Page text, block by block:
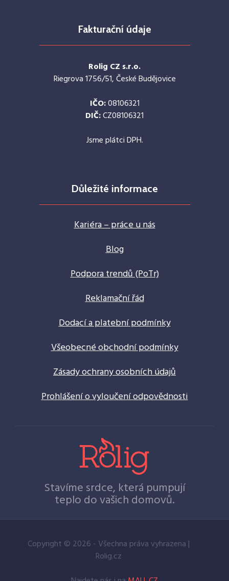
Fakturační údaje
Rolig CZ s.r.o.
Riegrova 1756/51, České Budějovice
IČO:08106321
DIČ:CZ08106321
Jsme plátci DPH.
Důležité informace
Kariéra – práce u nás
Blog
Podpora trendů (PoTr)
Reklamační řád
Dodací a platební podmínky
Všeobecné obchodní podmínky
Zásady ochrany osobních údajů
Prohlášení o vyloučení odpovědnosti
Stavíme srdce, která pumpují
teplo do vašich domovů.
Copyright © 2026 - Všechna práva vyhrazena |
Rolig.cz